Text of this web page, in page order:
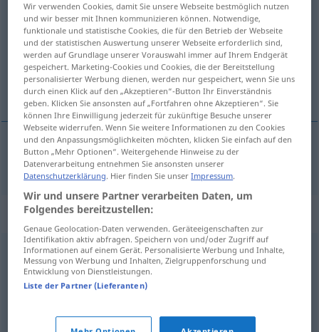
erfordern
Übersicht aller Übersetzungen
(Für mehr Details die Übersetzung anklicken/antippen)
必要とする
必要とする[hitsuyō to suru] erfordern
Synonyme für "erfordern"
(eine Zeit) brauchen,(eine Zeit) dauern
Wir verwenden Cookies, damit Sie unsere Webseite bestmöglich nutzen
und wir besser mit Ihnen kommunizieren können. Notwendige,
funktionale und statistische Cookies, die für den Betrieb der Webseite
und der statistischen Auswertung unserer Webseite erforderlich sind,
werden auf Grundlage unserer Vorauswahl immer auf Ihrem Endgerät
gespeichert. Marketing-Cookies und Cookies, die der Bereitstellung
personalisierter Werbung dienen, werden nur gespeichert, wenn Sie uns
durch einen Klick auf den „Akzeptieren“-Button Ihr Einverständnis
geben. Klicken Sie ansonsten auf „Fortfahren ohne Akzeptieren“. Sie
können Ihre Einwilligung jederzeit für zukünftige Besuche unserer
Webseite widerrufen. Wenn Sie weitere Informationen zu den Cookies
und den Anpassungsmöglichkeiten möchten, klicken Sie einfach auf den
Button „Mehr Optionen“. Weitergehende Hinweise zu der
Datenverarbeitung entnehmen Sie ansonsten unserer
Datenschutzerklärung. Hier finden Sie unserImpressum.
Wir und unsere Partner verarbeiten Daten, um
Folgendes bereitzustellen:
Genaue Geolocation-Daten verwenden. Geräteeigenschaften zur
Identifikation aktiv abfragen. Speichern von und/oder Zugriff auf
Informationen auf einem Gerät. Personalisierte Werbung und Inhalte,
Messung von Werbung und Inhalten, Zielgruppenforschung und
Entwicklung von Dienstleistungen.
Liste der Partner (Lieferanten)